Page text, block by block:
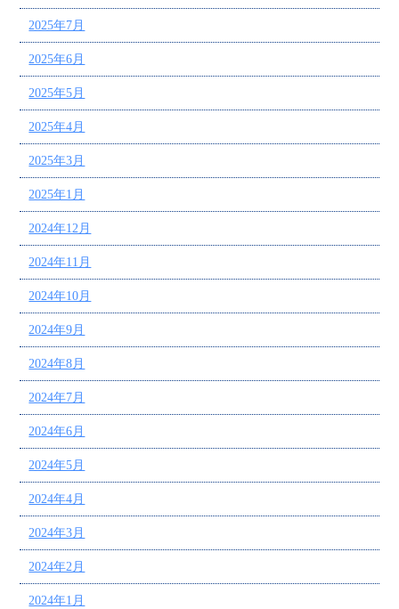
2025年7月
2025年6月
2025年5月
2025年4月
2025年3月
2025年1月
2024年12月
2024年11月
2024年10月
2024年9月
2024年8月
2024年7月
2024年6月
2024年5月
2024年4月
2024年3月
2024年2月
2024年1月